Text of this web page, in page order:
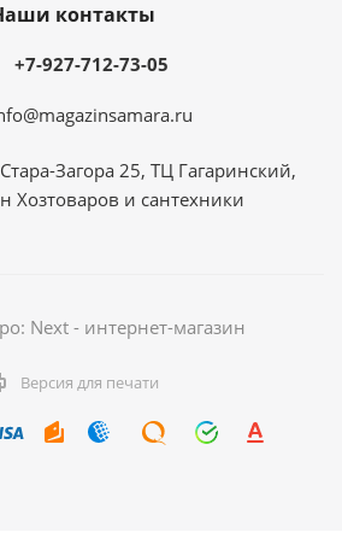
контакты
+7-927-712-73-05
Загора 25, ТЦ Гагаринский,
Хозтоваров и сантехники
Next - интернет-магазин
Версия для печати